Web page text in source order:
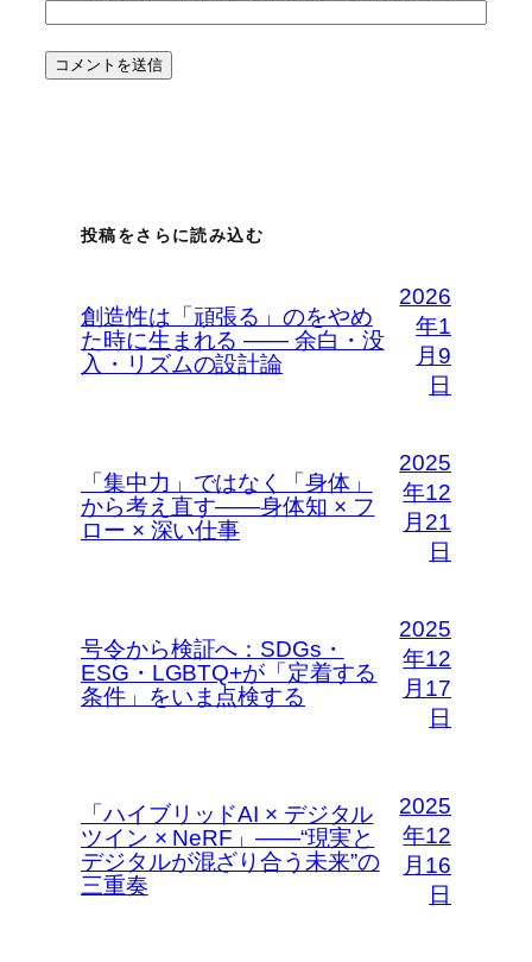
投稿をさらに読み込む
創造性は「頑張る」のをやめ
た時に生まれる —— 余白・没
入・リズムの設計論
2026
年1
月9
日
「集中力」ではなく「身体」
から考え直す――身体知 × フ
ロー × 深い仕事
2025
年12
月21
日
号令から検証へ：SDGs・
ESG・LGBTQ+が「定着する
条件」をいま点検する
2025
年12
月17
日
「ハイブリッドAI × デジタル
ツイン × NeRF」――“現実と
デジタルが混ざり合う未来”の
三重奏
2025
年12
月16
日